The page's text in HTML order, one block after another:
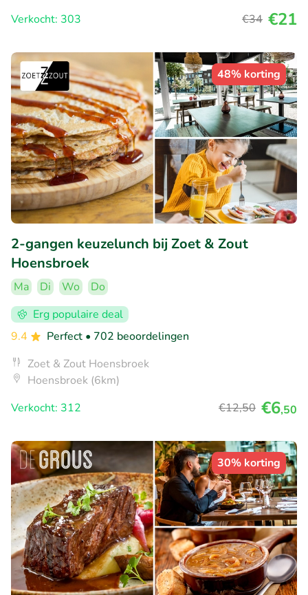
Verkocht: 303
€34 €21
48% korting
2-gangen keuzelunch bij Zoet & Zout
Hoensbroek
Ma Di Wo
Do
Erg populaire deal
9.4
Perfect • 702 beoordelingen
Zoet & Zout Hoensbroek
Hoensbroek (6km)
Verkocht: 312
€12,50 €6,50
30% korting